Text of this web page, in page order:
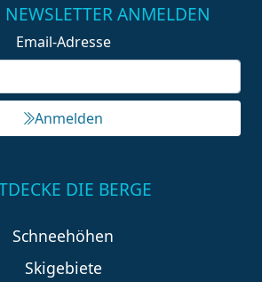
NEWSLETTER ANMELDEN
Email-Adresse
Anmelden
DIE BERGE
Schneehöhen
Skigebiete